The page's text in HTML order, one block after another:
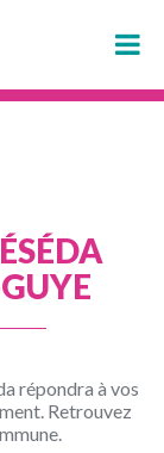
répondra à vos
Retrouvez